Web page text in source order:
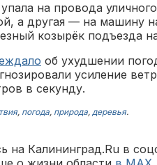
на провода
а другая — на машину
козырёк подъезда
об ухудшении
усиление
в секунду.
, погода, природа, деревья.
на Калининград.Ru в